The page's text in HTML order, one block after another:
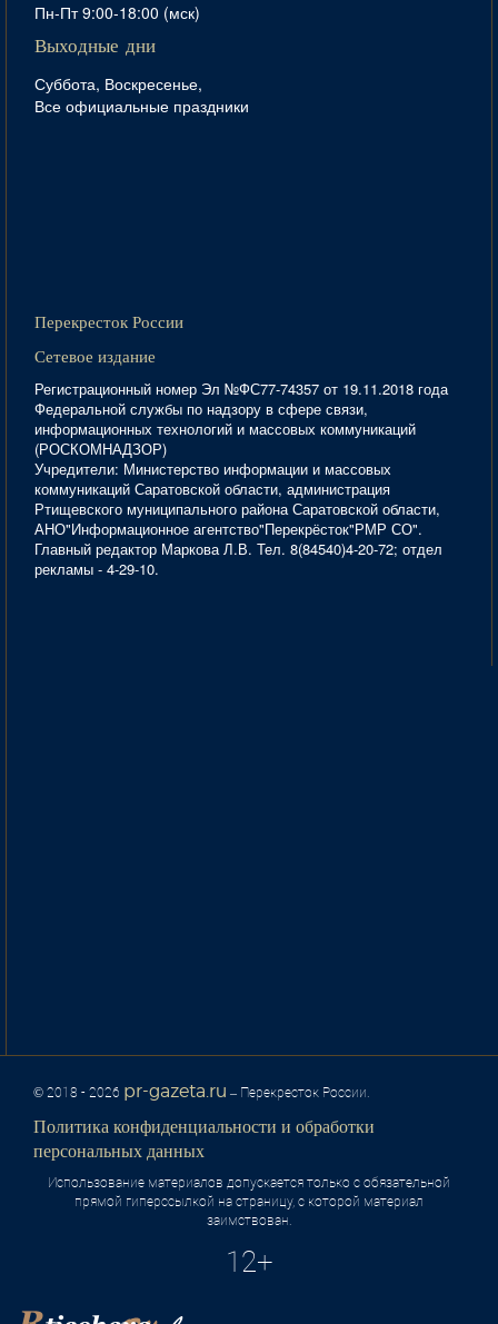
Пн-Пт 9:00-18:00 (мск)
Выходные дни
Суббота, Воскресенье,
Все официальные праздники
Перекресток России
Сетевое издание
Регистрационный номер Эл №ФС77-74357 от 19.11.2018 года
Федеральной службы по надзору в сфере связи,
информационных технологий и массовых коммуникаций
(РОСКОМНАДЗОР)
Учредители: Министерство информации и массовых
коммуникаций Саратовской области, администрация
Ртищевского муниципального района Саратовской области,
АНО"Информационное агентство"Перекрёсток"РМР СО".
Главный редактор Маркова Л.В. Тел. 8(84540)4-20-72; отдел
рекламы - 4-29-10.
© 2018 - 2026 pr-gazeta.ru – Перекресток России.
Политика конфиденциальности и обработки
персональных данных
Использование материалов допускается только с обязательной
прямой гиперссылкой на страницу, с которой материал
заимствован.
12+